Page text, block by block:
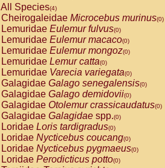
CebidaeCebus
CebidaeSaimiri boliviensis(0)
CebidaeSaimiri sciureus(0)
AtelidaeAlouatta caraya(0)
AtelidaeAlouatta fusca(0)
AtelidaeAlouatta seniculus
AtelidaeAlouattaspp.(0)
AtelidaeAteles belzebuth(0)
AtelidaeAteles geoffroyi(0)
AtelidaeAteles paniscus(0)
AtelidaeAtelesspp.(0)
Atelidae Lagothrix lagothricha
AtelidaeLagothrix lagothricha cana
PitheciidaeCacajao calvus
PitheciidaeCallicebus cupreus
All Species(4)
Cheirogaleidae Microcebus murinus(0)
Lemuridae Eulemur fulvus(0)
Lemuridae Eulemur macaco(0)
Lemuridae Eulemur mongoz(0)
Lemuridae Lemur catta(0)
Lemuridae Varecia variegata(0)
Galagidae Galago senegalensis(0)
Galagidae Galago demidovii(0)
Galagidae Otolemur crassicaudatus(0)
Galagidae Galagidae spp.(0)
Loridae Loris tardigradus(0)
Loridae Nycticebus coucang(0)
Loridae Nycticebus pygmaeus(0)
Loridae Perodicticus potto(0)